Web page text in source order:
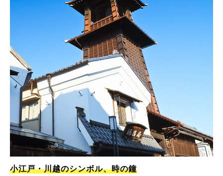
小江戸・川越のシンボル、時の鐘